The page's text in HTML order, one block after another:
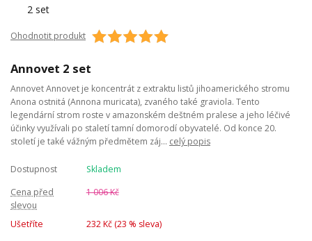
Ohodnotit produkt
Annovet 2 set
Annovet Annovet je koncentrát z extraktu listů jihoamerického stromu
Anona ostnitá (Annona muricata), zvaného také graviola. Tento
legendární strom roste v amazonském deštném pralese a jeho léčivé
účinky využívali po staletí tamní domorodí obyvatelé. Od konce 20.
století je také vážným předmětem záj... celý popis
Dostupnost
Skladem
Cena před
slevou
1 006 Kč
Ušetříte 232 Kč (23 % sleva)